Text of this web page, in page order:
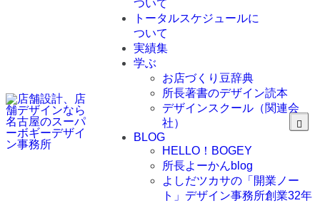
ついて
トータルスケジュールに
ついて
実績集
学ぶ
お店づくり豆辞典
所長著書のデザイン読本
デザインスクール（関連会
社）
BLOG
HELLO！BOGEY
所長よーかんblog
よしだツカサの「開業ノー
ト」 デザイン事務所創業32年